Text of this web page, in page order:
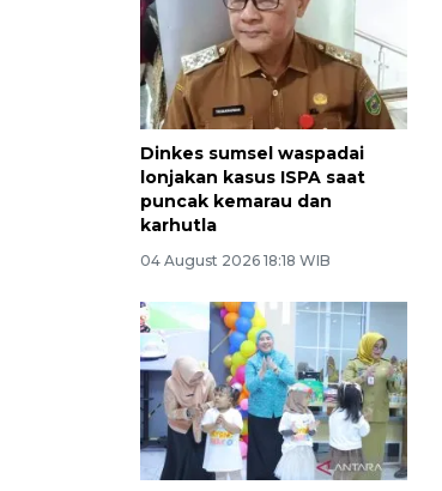
Dinkes sumsel waspadai
lonjakan kasus ISPA saat
puncak kemarau dan
karhutla
04 August 2026 18:18 WIB